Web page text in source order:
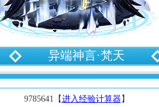
异端神言·梵天
9785641【进入经验计算器 】